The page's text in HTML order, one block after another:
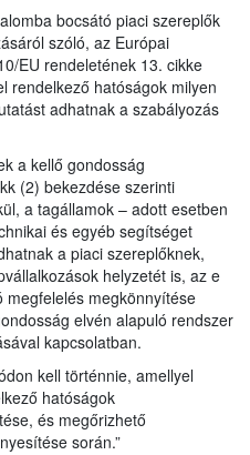
bocsátó piaci szereplők
szóló, az Európai
EU rendeletének 13. cikke
rendelkező hatóságok milyen
adhatnak a szabályozás
a kellő gondosság
(2) bekezdése szerinti
a tagállamok – adott esetben
és egyéb segítséget
a piaci szereplőknek,
helyzetét is, az e
megfelelés megkönnyítése
elvén alapuló rendszer
kapcsolatban.
kell történnie, amellyel
hatóságok
és megőrizhető
során.”